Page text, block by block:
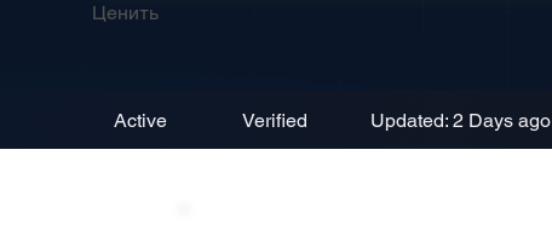
Ценить
Active Verified Updated: 2 Days ago